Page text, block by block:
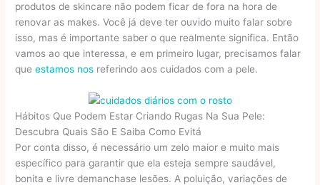
produtos de skincare não podem ficar de fora na hora de
renovar as makes. Você já deve ter ouvido muito falar sobre
isso, mas é importante saber o que realmente significa. Então
vamos ao que interessa, e em primeiro lugar, precisamos falar
queestamos nos referindo aos cuidados com a pele.
Hábitos Que Podem Estar Criando Rugas Na Sua Pele:
Descubra Quais São E Saiba Como Evitá
Por conta disso, é necessário um zelo maior e muito mais
específico para garantir que ela esteja sempre saudável,
bonita e livre demanchase lesões. A poluição, variações de